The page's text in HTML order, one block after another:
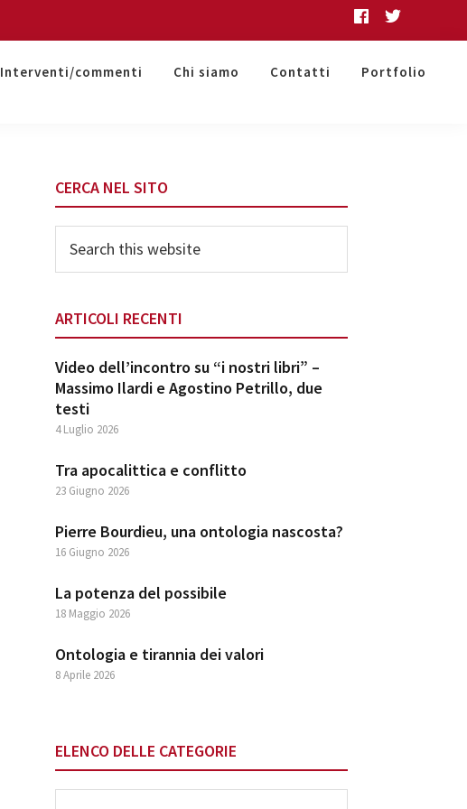
Interventi/commenti Chi siamo Contatti Portfolio
Primary
Sidebar
CERCA NEL SITO
this
ARTICOLI RECENTI
Video dell’incontro su “i nostri libri” –
Massimo Ilardi e Agostino Petrillo, due
testi
4 Luglio 2026
Tra apocalittica e conflitto
23 Giugno 2026
Pierre Bourdieu, una ontologia nascosta?
16 Giugno 2026
La potenza del possibile
18 Maggio 2026
Ontologia e tirannia dei valori
8 Aprile 2026
ELENCO DELLE CATEGORIE